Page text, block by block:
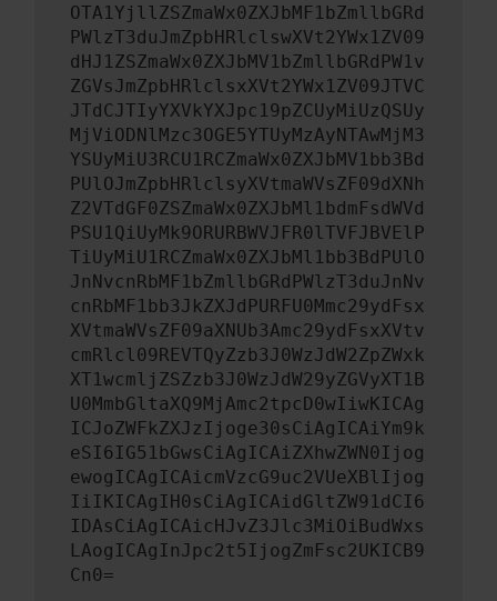
OTA1YjllZSZmaWx0ZXJbMF1bZmllbGRd
PWlzT3duJmZpbHRlclswXVt2YWx1ZV09
dHJ1ZSZmaWx0ZXJbMV1bZmllbGRdPW1v
ZGVsJmZpbHRlclsxXVt2YWx1ZV09JTVC
JTdCJTIyYXVkYXJpc19pZCUyMiUzQSUy
MjViODNlMzc3OGE5YTUyMzAyNTAwMjM3
YSUyMiU3RCU1RCZmaWx0ZXJbMV1bb3Bd
PUlOJmZpbHRlclsyXVtmaWVsZF09dXNh
Z2VTdGF0ZSZmaWx0ZXJbMl1bdmFsdWVd
PSU1QiUyMk9ORURBWVJFR0lTVFJBVElP
TiUyMiU1RCZmaWx0ZXJbMl1bb3BdPUlO
JnNvcnRbMF1bZmllbGRdPWlzT3duJnNv
cnRbMF1bb3JkZXJdPURFU0Mmc29ydFsx
XVtmaWVsZF09aXNUb3Amc29ydFsxXVtv
cmRlcl09REVTQyZzb3J0WzJdW2ZpZWxk
XT1wcmljZSZzb3J0WzJdW29yZGVyXT1B
U0MmbGltaXQ9MjAmc2tpcD0wIiwKICAg
ICJoZWFkZXJzIjoge30sCiAgICAiYm9k
eSI6IG51bGwsCiAgICAiZXhwZWN0Ijog
ewogICAgICAicmVzcG9uc2VUeXBlIjog
IiIKICAgIH0sCiAgICAidGltZW91dCI6
IDAsCiAgICAicHJvZ3Jlc3MiOiBudWxs
LAogICAgInJpc2t5IjogZmFsc2UKICB9
Cn0=